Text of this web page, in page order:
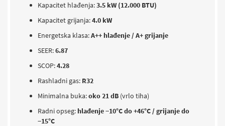
Kapacitet hlađenja:3.5 kW (12.000 BTU)
Kapacitet grijanja:4.0 kW
Energetska klasa:A++ hlađenje / A+ grijanje
SEER:6.87
SCOP:4.28
Rashladni gas: R32
Minimalna buka:oko 21 dB (vrlo tiha)
Radni opseg: hlađenje −10°C do +46°C / grijanje do
−15°C